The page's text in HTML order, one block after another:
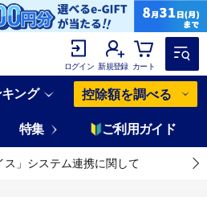
ログイン 新規登録 カート
ング 控除額を調べる
特集 ご利用ガイド
ス」システム連携に関して